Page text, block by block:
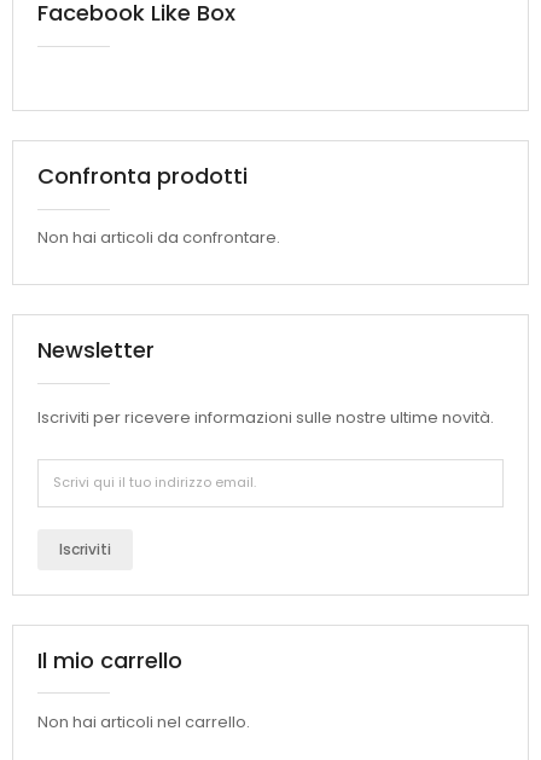
Facebook Like Box
Confronta prodotti
Non hai articoli da confrontare.
Newsletter
Iscriviti per ricevere informazioni sulle nostre ultime novità.
Iscriviti
Il mio carrello
Non hai articoli nel carrello.